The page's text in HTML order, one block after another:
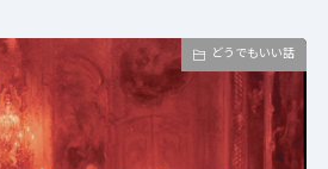
どうでもいい話